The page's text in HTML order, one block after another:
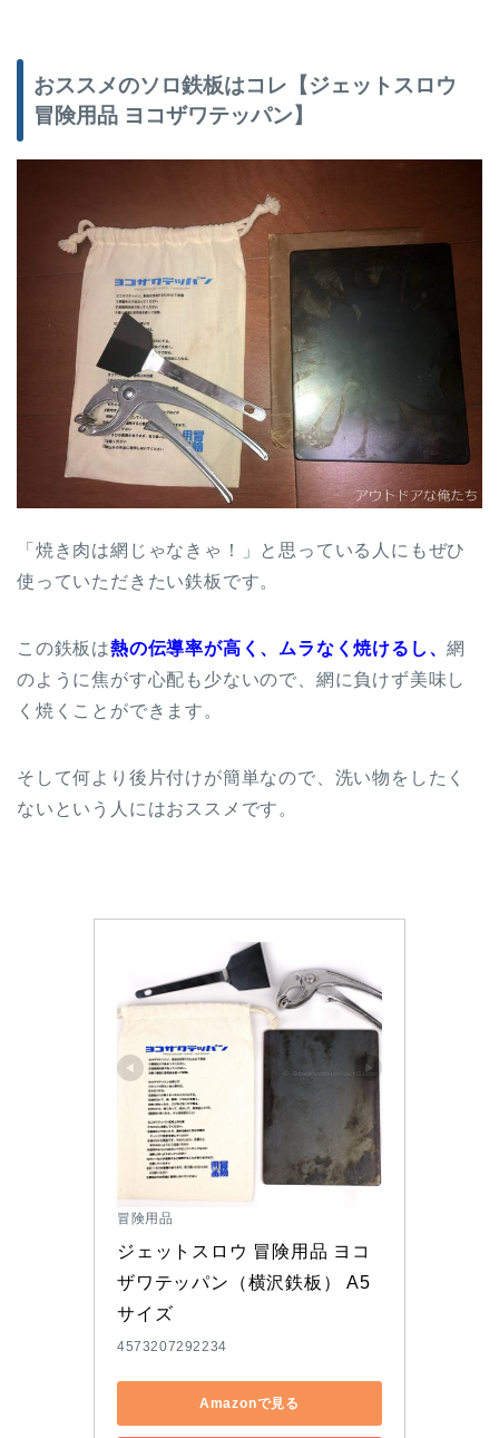
おススメのソロ鉄板はコレ【ジェットスロウ
冒険用品 ヨコザワテッパン】
「焼き肉は網じゃなきゃ！」と思っている人にもぜひ
使っていただきたい鉄板です。
この鉄板は熱の伝導率が高く、ムラなく焼けるし、網
のように焦がす心配も少ないので、網に負けず美味し
く焼くことができます。
そして何より後片付けが簡単なので、洗い物をしたく
ないという人にはおススメです。
冒険用品
ジェットスロウ 冒険用品 ヨコ
ザワテッパン（横沢鉄板） A5
サイズ
4573207292234
Amazonで見る